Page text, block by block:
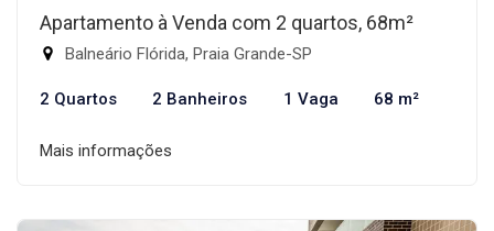
Apartamento à Venda com 2 quartos, 68m²
Balneário Flórida, Praia Grande-SP
2 Quartos 2 Banheiros 1 Vaga 68 m²
Mais informações